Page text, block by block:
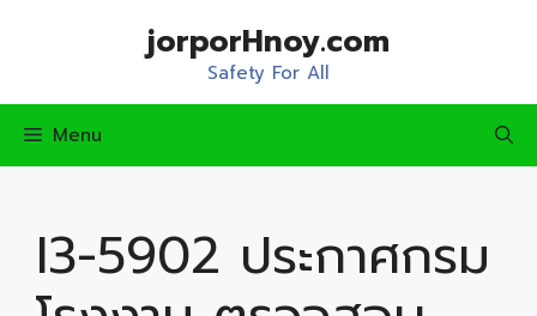
jorporHnoy.com
Safety For All
Menu
I3-5902 ประกาศกรม